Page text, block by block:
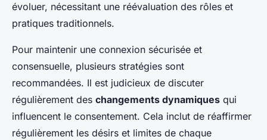
évoluer, nécessitant une réévaluation des rôles et
pratiques traditionnels.
Pour maintenir une connexion sécurisée et
consensuelle, plusieurs stratégies sont
recommandées. Il est judicieux de discuter
régulièrement des changements dynamiques qui
influencent le consentement. Cela inclut de réaffirmer
régulièrement les désirs et limites de chaque